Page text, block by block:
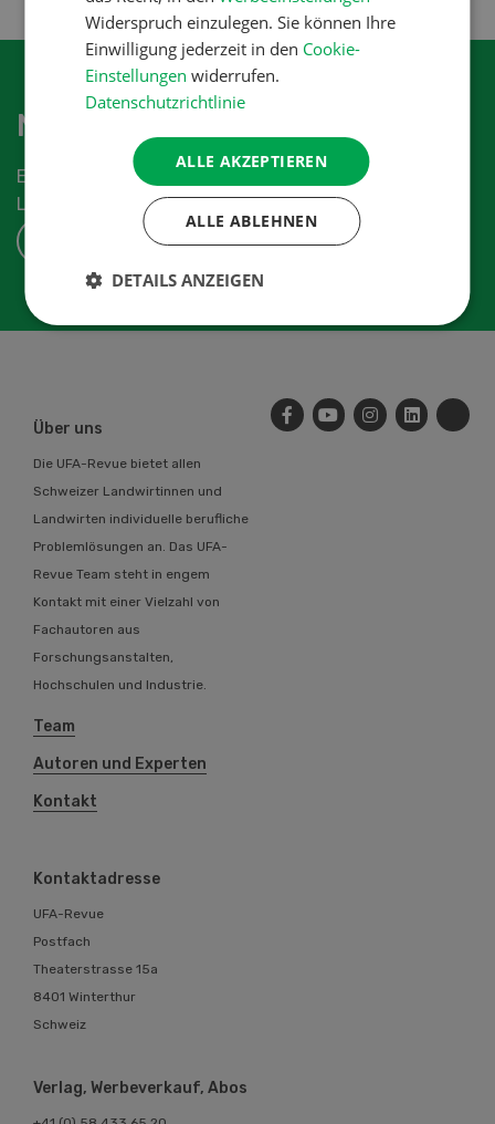
Newsletter abonnieren
Erhalten Sie die aktuellen News aus der
Landwirtschaftsbranche.
ABONNIEREN
Über uns
Die UFA-Revue bietet allen
Schweizer Landwirtinnen und
Landwirten individuelle berufliche
Problemlösungen an. Das UFA-
Revue Team steht in engem
Kontakt mit einer Vielzahl von
Fachautoren aus
Forschungsanstalten,
Hochschulen und Industrie.
Team
Autoren und Experten
Kontakt
Kontaktadresse
UFA-Revue
Postfach
Theaterstrasse 15a
8401 Winterthur
Schweiz
Verlag, Werbeverkauf, Abos
Widerspruch einzulegen. Sie können Ihre
Einwilligung jederzeit in den Cookie-
Einstellungen widerrufen.
Datenschutzrichtlinie
ALLE AKZEPTIEREN
ALLE ABLEHNEN
DETAILS ANZEIGEN